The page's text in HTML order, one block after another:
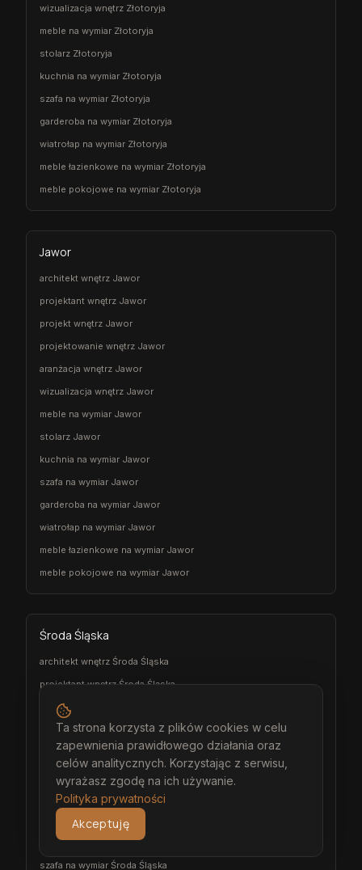
wizualizacja wnętrz Złotoryja
meble na wymiar Złotoryja
stolarz Złotoryja
kuchnia na wymiar Złotoryja
szafa na wymiar Złotoryja
garderoba na wymiar Złotoryja
wiatrołap na wymiar Złotoryja
meble łazienkowe na wymiar Złotoryja
meble pokojowe na wymiar Złotoryja
Jawor
architekt wnętrz Jawor
projektant wnętrz Jawor
projekt wnętrz Jawor
projektowanie wnętrz Jawor
aranżacja wnętrz Jawor
wizualizacja wnętrz Jawor
meble na wymiar Jawor
stolarz Jawor
kuchnia na wymiar Jawor
szafa na wymiar Jawor
garderoba na wymiar Jawor
wiatrołap na wymiar Jawor
meble łazienkowe na wymiar Jawor
meble pokojowe na wymiar Jawor
Środa Śląska
architekt wnętrz Środa Śląska
projektant wnętrz Środa Śląska
projekt wnętrz Środa Śląska
projektowanie wnętrz Środa Śląska
aranżacja wnętrz Środa Śląska
wizualizacja wnętrz Środa Śląska
meble na wymiar Środa Śląska
stolarz Środa Śląska
kuchnia na wymiar Środa Śląska
szafa na wymiar Środa Śląska
Ta strona korzysta z plików cookies w celu
zapewnienia prawidłowego działania oraz
celów analitycznych. Korzystając z serwisu,
wyrażasz zgodę na ich używanie.
Polityka prywatności
Akceptuję